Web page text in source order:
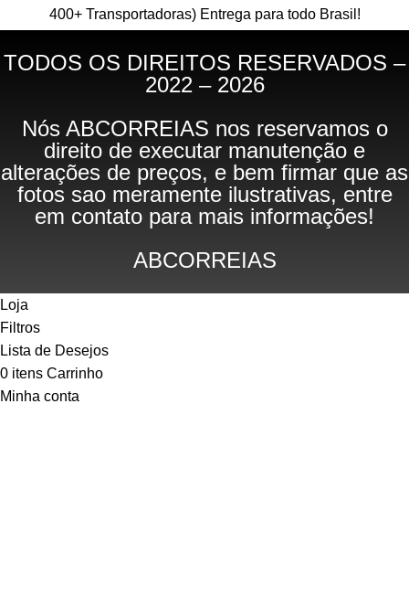
400+ Transportadoras) Entrega para todo Brasil!
TODOS OS DIREITOS RESERVADOS –
2022 – 2026
Nós ABCORREIAS nos reservamos o
direito de executar manutenção e
alterações de preços, e bem firmar que as
fotos sao meramente ilustrativas, entre
em contato para mais informações!
ABCORREIAS
Loja
Filtros
Lista de Desejos
0 itens Carrinho
Minha conta